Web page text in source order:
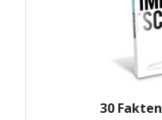
30 Fakten